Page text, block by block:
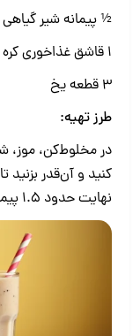
½ پیمانه شیر گیاهی
1 قاشق غذاخوری کره بادام زمینی آیدا
3 قطعه یخ
طرز تهیه:
در مخلوط‌کن، موز،
کنید و آن‌قدر
نهایت حدود 1.5 پیمانه اسموتی خنک خواهید داشت.